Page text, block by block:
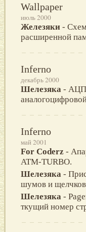
Wallpaper
июль 2000
Железяки -
расширенной
Inferno
декабрь 2000
Шелезяка - АЦП
Inferno
май 2001
For Coderz -
ATM-TURBO.
Шелезяка -
шумов и
Шелезяка -
ткущий номер